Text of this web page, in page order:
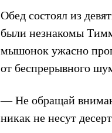
Обед состоял из
были незнакомы
мышонок ужасно
от беспрерывного
— Не обращай
никак не несут